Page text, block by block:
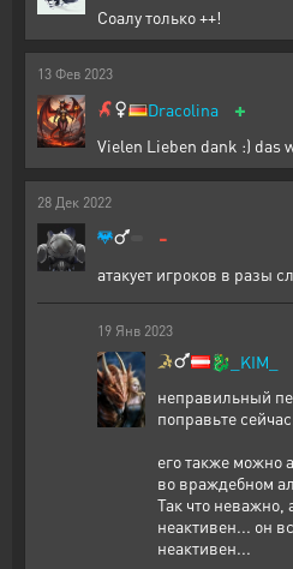
Соалу только ++!
13 Фев 2023
Dracolina +
Vielen Lieben dank :) das
28 Дек 2022
-
атакует игроков в разы
19 Янв 2023
🐉 _KIM_
неправильный
поправьте
его также можно
во враждебном
Так что неважно,
неактивен... он
неактивен...